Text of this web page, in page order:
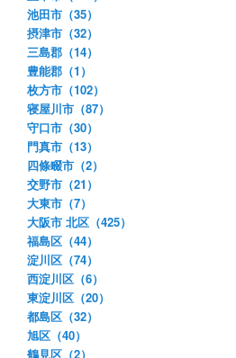
池田市（35）
摂津市（32）
三島郡（14）
豊能郡（1）
枚方市（102）
寝屋川市（87）
守口市（30）
門真市（13）
四條畷市（2）
交野市（21）
大東市（7）
大阪市 北区（425）
福島区（44）
淀川区（74）
西淀川区（6）
東淀川区（20）
都島区（32）
旭区（40）
鶴見区（2）